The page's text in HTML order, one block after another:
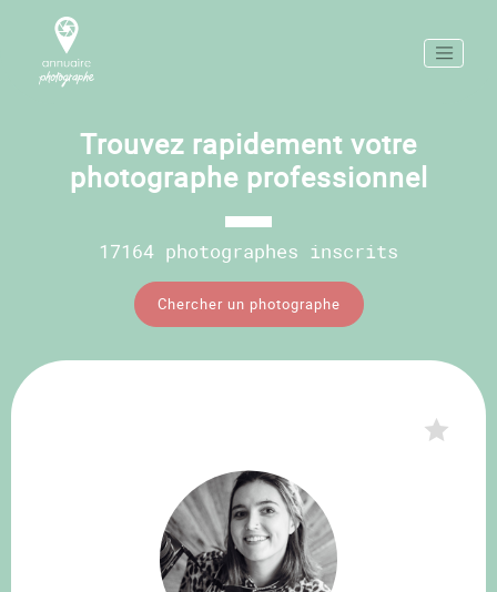
Trouvez rapidement votre
photographe professionnel
17164 photographes inscrits
Chercher un photographe